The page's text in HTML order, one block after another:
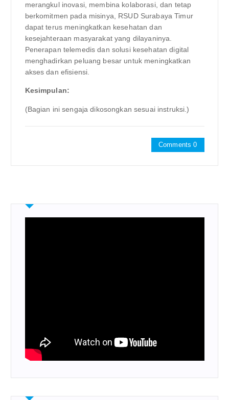
merangkul inovasi, membina kolaborasi, dan tetap
berkomitmen pada misinya, RSUD Surabaya Timur
dapat terus meningkatkan kesehatan dan
kesejahteraan masyarakat yang dilayaninya.
Penerapan telemedis dan solusi kesehatan digital
menghadirkan peluang besar untuk meningkatkan
akses dan efisiensi.
Kesimpulan:
(Bagian ini sengaja dikosongkan sesuai instruksi.)
Comments 0